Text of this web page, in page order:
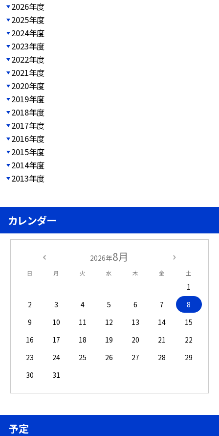
2026年度
2025年度
2024年度
2023年度
2022年度
2021年度
2020年度
2019年度
2018年度
2017年度
2016年度
2015年度
2014年度
2013年度
カレンダー
2026年8月
日 月 火 水 木 金 土
1
2
3 4 5 6 7
8
9
10 11 12 13 14
15
16
17 18 19 20 21
22
23
24 25 26 27 28
29
30
31
予定